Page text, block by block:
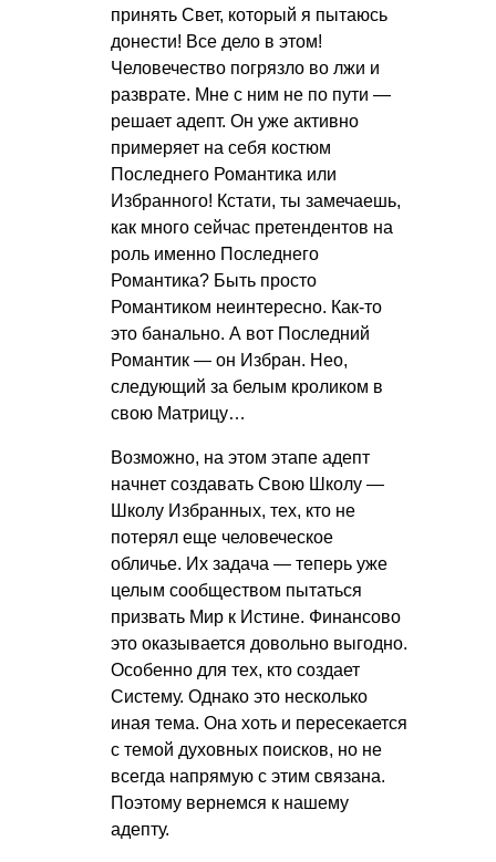
принять Свет, который я пытаюсь
донести! Все дело в этом!
Человечество погрязло во лжи и
разврате. Мне с ним не по пути —
решает адепт. Он уже активно
примеряет на себя костюм
Последнего Романтика или
Избранного! Кстати, ты замечаешь,
как много сейчас претендентов на
роль именно Последнего
Романтика? Быть просто
Романтиком неинтересно. Как-то
это банально. А вот Последний
Романтик — он Избран. Нео,
следующий за белым кроликом в
свою Матрицу…
Возможно, на этом этапе адепт
начнет создавать Свою Школу —
Школу Избранных, тех, кто не
потерял еще человеческое
обличье. Их задача — теперь уже
целым сообществом пытаться
призвать Мир к Истине. Финансово
это оказывается довольно выгодно.
Особенно для тех, кто создает
Систему. Однако это несколько
иная тема. Она хоть и пересекается
с темой духовных поисков, но не
всегда напрямую с этим связана.
Поэтому вернемся к нашему
адепту.